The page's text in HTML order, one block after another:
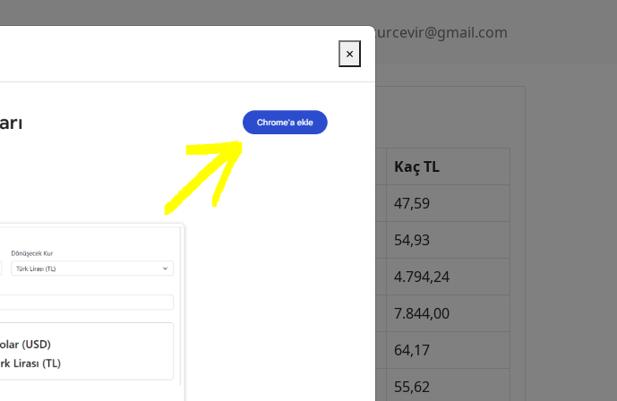
Gizlilik Politikası kurcevir@gmail.com
Güncel Kurlar
Kur
Kaç TL
Dolar
47,59
54,93
4.794,24
7.844,00
64,17
55,62
×